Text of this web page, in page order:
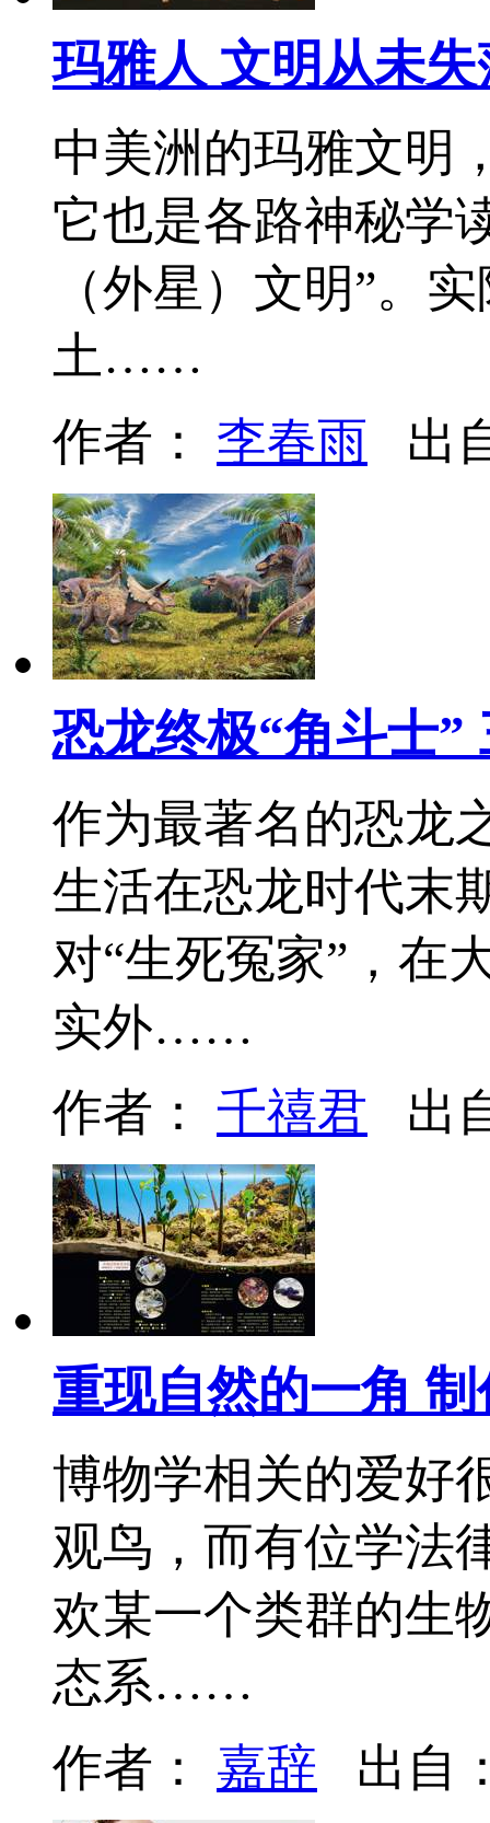
玛雅人 文明从未失
中美洲的玛雅文明
它也是各路神秘学
（外星）文明”。
土……
作者： 李春雨 出
恐龙终极“角斗士”
作为最著名的恐龙
生活在恐龙时代末
对“生死冤家”，在
实外……
作者： 千禧君 出
重现自然的一角
博物学相关的爱好
观鸟，而有位学法
欢某一个类群的生
态系……
作者： 嘉辞 出自